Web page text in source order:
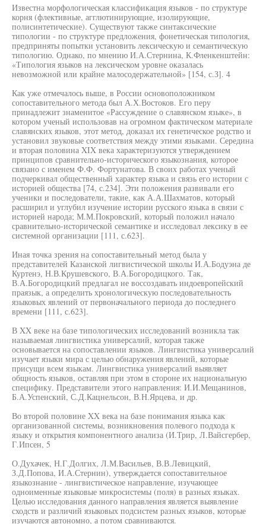
Известна морфологическая классификация языков - по структуре
корня (флективные, агглютинирующие, изолирующие,
полисинтетические). Существуют также синтаксические
типологии - по структуре предложения, фонетическая типология,
предприняты попытки установить лексическую и семантическую
типологию. Однако, по мнению И.А.Стернина, К.Фленкенштейн:
«Типология языков на лексическом уровне оказалась
невозможной или крайне малосодержательной» [154, с.З]. 4
Как уже отмечалось выше, в России основоположником
сопоставительного метода был А.Х.Востоков. Его перу
принадлежит знаменитое «Рассуждение о славянском языке», в
котором ученый использовав на огромном фактическом материале
славянских языков, этот метод, доказал их генетическое родство и
установил звуковые соответствия между этими языками. Середина
и вторая половина XIX века характеризуются утверждением
принципов сравнительно-исторического языкознания, которое
связано с именем Ф.Ф. Фортунатова. В своих работах ученый
подчеркивал общественный характер языка и связь его истории с
историей общества [74, с.234]. Эти положения развивали его
ученики и последователи, такие, как А.А.Шахматов, который
расширил и углубил изучение истории русского языка в связи с
историей народа; М.М.Покровский, который положил начало
сравнительно-исторической семантике и исследовал лексику в ее
системной организации [111, с.623].
Иная точка зрения на сопоставительный метод была у
представителей Казанской лигвистической школы И.А.Бодуэна де
Куртенэ, Н.В.Крушевского, В.А.Богородицкого. Так,
В.А.Богородицкий предлагал не воссоздавать индоевропейский
праязык, а определить хронологическую последовательность
языковых явлений от первоначального периода до последнего
времени [111, с.623].
В XX веке на базе типологических исследований возникла так
называемая лингвистика универсалий, которая также
основывается на сопоставлении языков. Лингвистика универсалий
изучает языки мира с целью обнаружения явлений, которые
присущи всем языкам. Лингвистика универсалий выявляет
общность языков, оставляя при этом в стороне их национальную
специфику. Представители этого направления: И.И.Мещанинов,
Б.А.Успенский, С.Д.Кацнельсон, В.Н.Ярцева, и др.
Во второй половине XX века на базе понимания языка как
организованной системы, возникновения полевого подхода к
языку и открытия компонентного анализа (И.Трир, Л.Вайсгербер,
Г.Ипсен, 5
О.Духачек, Н.Г.Долгих, Л.М.Васильев, В.В.Левицкий,
З.Д.Попова, И.А.Стернин), утверждается сопоставительное
языкознание - лингвистическое направление, изучающее
одноименные языковые микросистемы (поля) в разных языках.
Целью исследования данного направления является выявление
сходств и различий языковых подсистем разных языков, которые
изучаются автономно, а потом сравниваются.